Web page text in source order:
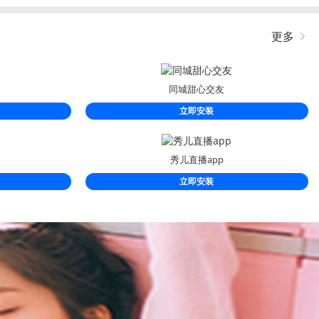
更多
同城甜心交友
立即安装
秀儿直播app
立即安装